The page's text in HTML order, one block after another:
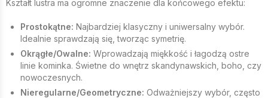
Kształt lustra ma ogromne znaczenie dla końcowego efektu:
Prostokątne: Najbardziej klasyczny i uniwersalny wybór.
Idealnie sprawdzają się, tworząc symetrię.
Okrągłe/Owalne: Wprowadzają miękkość i łagodzą ostre
linie kominka. Świetne do wnętrz skandynawskich, boho, czy
nowoczesnych.
Nieregularne/Geometryczne: Odważniejszy wybór, często